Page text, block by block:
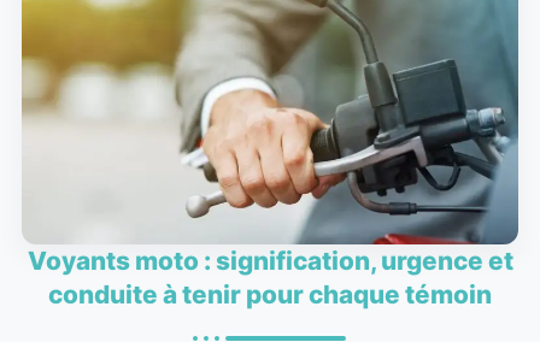
Voyants moto : signification, urgence et
conduite à tenir pour chaque témoin